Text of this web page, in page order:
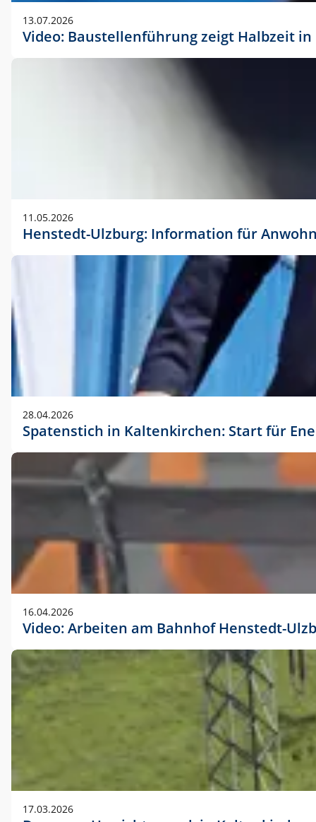
13.07.2026
Video: Baustellenführung zeigt Halbzeit
11.05.2026
Henstedt-Ulzburg: Information für
28.04.2026
Spatenstich in Kaltenkirchen: Start für
16.04.2026
Video: Arbeiten am Bahnhof Henstedt-
17.03.2026